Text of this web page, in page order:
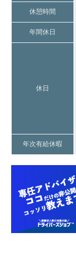
休憩時間
年間休日
休日
年次有給休暇